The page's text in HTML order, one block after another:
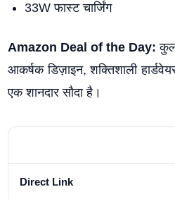
33W फास्ट चार्जिंग
Amazon Deal of the Day:
आकर्षक डिज़ाइन, शक्तिशाली
एक शानदार सौदा है।
Direct Link